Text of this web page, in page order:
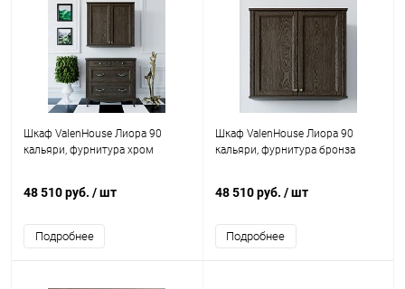
Шкаф ValenHouse Лиора 90
кальяри, фурнитура хром
48 510 руб. / шт
Подробнее
Шкаф ValenHouse Лиора 90
кальяри, фурнитура бронза
48 510 руб. / шт
Подробнее